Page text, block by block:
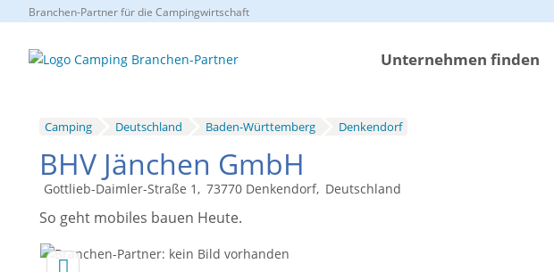
Branchen-Partner für die Campingwirtschaft
Unternehmen finden
Camping Deutschland Baden-Württemberg Denkendorf
BHV Jänchen GmbH
Gottlieb-Daimler-Straße 1 73770 Denkendorf Deutschland
So geht mobiles bauen Heute.